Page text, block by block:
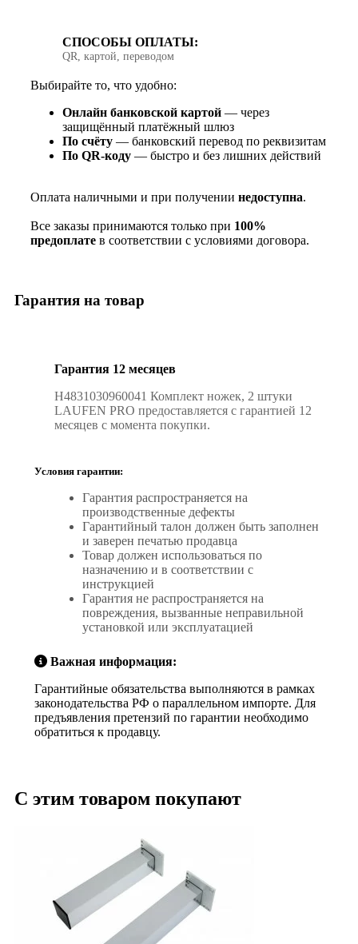
СПОСОБЫ ОПЛАТЫ:
QR, картой, переводом
Выбирайте то, что удобно:
Онлайн банковской картой — через
защищённый платёжный шлюз
По счёту — банковский перевод по реквизитам
По QR‑коду — быстро и без лишних действий
Оплата наличными и при получении недоступна.
Все заказы принимаются только при 100%
предоплате в соответствии с условиями договора.
Гарантия на товар
Гарантия 12 месяцев
H4831030960041 Комплект ножек, 2 штуки
LAUFEN PRO предоставляется с гарантией 12
месяцев с момента покупки.
Условия гарантии:
Гарантия распространяется на
производственные дефекты
Гарантийный талон должен быть заполнен
и заверен печатью продавца
Товар должен использоваться по
назначению и в соответствии с
инструкцией
Гарантия не распространяется на
повреждения, вызванные неправильной
установкой или эксплуатацией
Важная информация:
Гарантийные обязательства выполняются в рамках
законодательства РФ о параллельном импорте. Для
предъявления претензий по гарантии необходимо
обратиться к продавцу.
С этим товаром покупают